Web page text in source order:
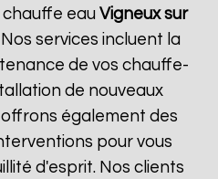
eau Vigneux sur
services incluent la
de vos chauffe-
de nouveaux
également des
pour vous
d'esprit. Nos clients